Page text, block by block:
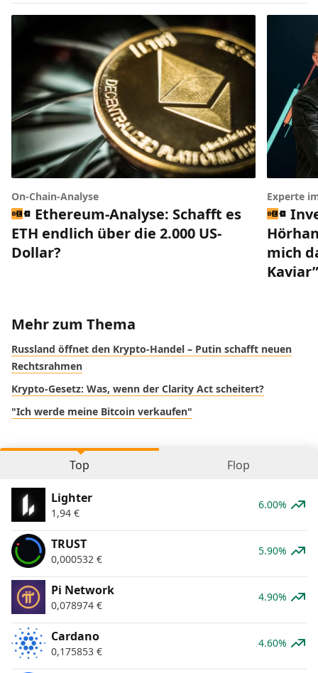
On-Chain-Analyse
Ethereum-Analyse: Schafft es
ETH endlich über die 2.000 US-
Dollar?
Experte
mich
Kaviar”
Mehr zum Thema
Russland öffnet den Krypto-Handel – Putin schafft neuen
Rechtsrahmen
Krypto-Gesetz: Was, wenn der Clarity Act scheitert?
"Ich werde meine Bitcoin verkaufen"
Top Flop
Lighter
1,94 €
6.00%
TRUST
0,000532 €
5.90%
Pi Network
0,078974 €
4.90%
Cardano
0,175853 €
4.60%